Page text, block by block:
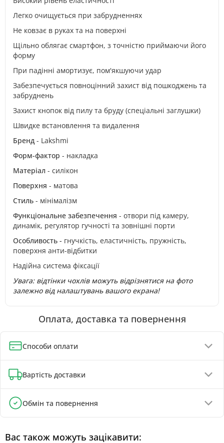
Легко очищується при забрудненнях
Не ковзає в руках та на поверхні
Щільно облягає смартфон, з точністю приймаючи його
форму
При падінні амортизує, пом'якшуючи удар
Забезпечується повноцінний захист від пошкоджень та
забруднень
Захист кнопок від пилу та бруду (спеціальні заглушки)
Швидке встановлення та видалення
Бренд - Lakshmi
Форм-фактор - накладка
Матеріал - силікон
Поверхня - матова
Стиль - мінімалізм
Функціональне забезпечення - отвори під камеру,
динамік, регулятор гучності та зовнішні порти
Особливость - гнучкість, еластичність, пружність,
поверхня анти-відбитки
Надійна система фіксації
Увага: відтінки чохлів можуть відрізнятися на фото
залежно від налаштувань вашого екрана!
Оплата, доставка та повернення
Способи оплати
Оплата при отриманні (до 130 грн - повна передплата)
Онлайн-оплата карткою, GPay, ApplePay
Вартість доставки
Відділення Нової Пошти - від 90 грн
Поштомати Нової Пошти - від 100 грн
Обмін та повернення
моменту покупки, відповідно до Закону України «Про
Вас також можуть зацікавити: